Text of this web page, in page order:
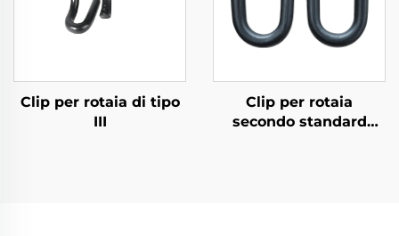
Clip per rotaia di tipo
III
Clip per rotaia
secondo standard